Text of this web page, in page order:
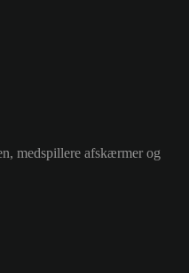
medspillere afskærmer og